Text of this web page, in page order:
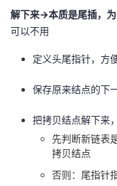
解下来->本质是尾插，
可以不用
定义头尾指针，方
保存原来结点的下
把拷贝结点解下来
先判断新链表
拷贝结点
否则：尾指针